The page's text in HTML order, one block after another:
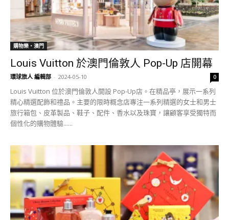
購物樂‧澳門
Louis Vuitton 於澳門倫敦人 Pop-Up 店開幕
環球旅人 編輯部 - 2024-05-10 0
Louis Vuitton 位於澳門倫敦人開設 Pop-Up店。在精品亭，展示一系列
精心精選配飾和禮品。主要的限時概念店專注一系列精選的女士和男士
旅行箱包、皮革製品、鞋子、配件、香水以及珠寶，讓顧客享受獨特而
個性化的購物體驗......